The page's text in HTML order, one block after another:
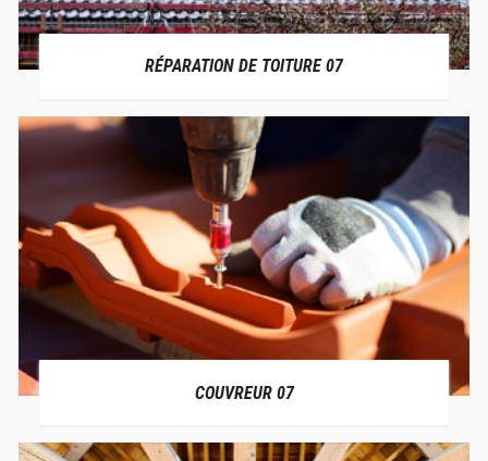
RÉPARATION DE TOITURE 07
COUVREUR 07